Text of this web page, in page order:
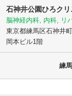
石神井公園ひろクリ
脳神経内科, 内科, リ
東京都練馬区石神井
岡本ビル1階
練